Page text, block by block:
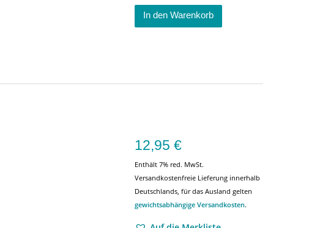
In den Warenkorb
12,95 €
Enthält 7% red. MwSt.
Versandkostenfreie Lieferung innerhalb
Deutschlands, für das Ausland gelten
gewichtsabhängige Versandkosten.